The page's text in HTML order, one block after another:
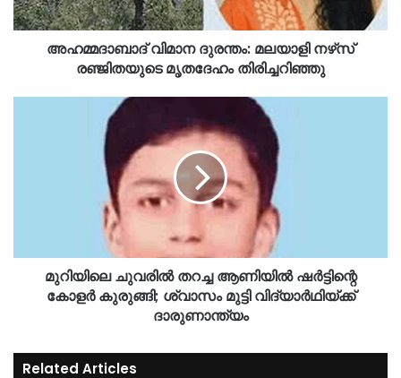
അഹമ്മദാബാദ് വിമാന ദുരന്തം: മലയാളി നഴ്‌സ്
രഞ്ജിതയുടെ മൃതദേഹം തിരിച്ചറിഞ്ഞു
മുറിയിലെ ചുവരില്‍ തറച്ച ആണിയില്‍ ഷര്‍ട്ടിന്റെ
കോളര്‍ കുരുങ്ങി; ശ്വാസം മുട്ടി വിദ്യാര്‍ഥിയ്ക്ക്
ദാരുണാന്ത്യം
Related Articles